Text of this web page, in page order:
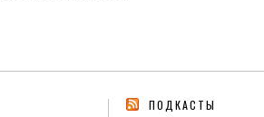
ПОДКАСТЫ